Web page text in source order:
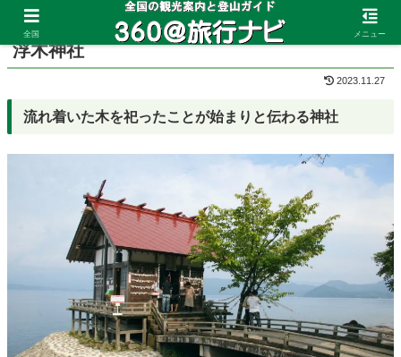
ホーム 秋田県 田沢湖
浮木神社
2023.11.27
流れ着いた木を祀ったことが始まりと伝わる神社
全国 メニュー